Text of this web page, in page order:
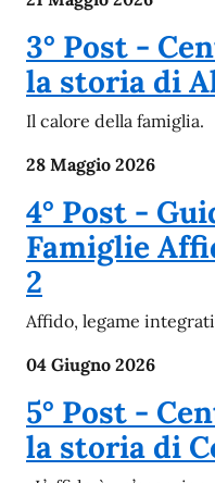
3° Post -
la storia di
Il calore della famiglia.
28 Maggio 2026
4° Post -
Famiglie
2
Affido, legame
04 Giugno 2026
5° Post -
la storia di